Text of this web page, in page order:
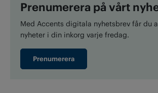
Prenumerera på vårt
Med Accents digitala nyhetsbrev får du
nyheter i din inkorg varje fredag.
Prenumerera